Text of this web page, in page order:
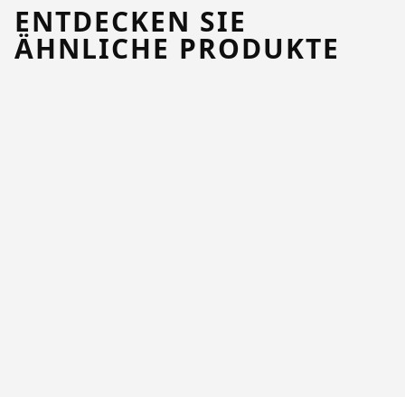
ENTDECKEN SIE
ÄHNLICHE PRODUKTE